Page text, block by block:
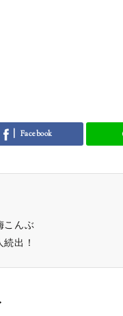
Facebook
こんぶ
出！